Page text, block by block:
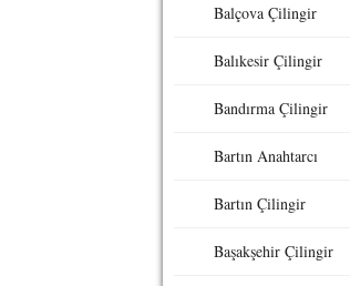
Balçova Çilingir
Balıkesir Çilingir
Bandırma Çilingir
Bartın Anahtarcı
Bartın Çilingir
Başakşehir Çilingir